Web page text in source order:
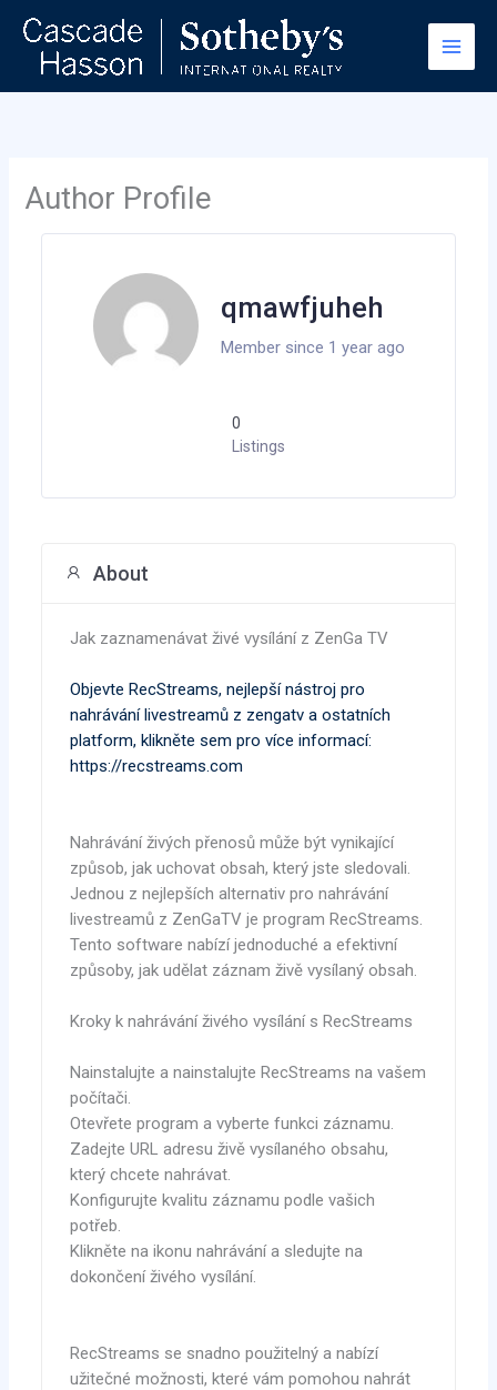
content
Author Profile
qmawfjuheh
Member since 1 year ago
0
Listings
About
Jak zaznamenávat živé vysílání z ZenGa TV
Objevte RecStreams, nejlepší nástroj pro
nahrávání livestreamů z zengatv a ostatních
platform, klikněte sem pro více informací:
https://recstreams.com
Nahrávání živých přenosů může být vynikající
způsob, jak uchovat obsah, který jste sledovali.
Jednou z nejlepších alternativ pro nahrávání
livestreamů z ZenGaTV je program RecStreams.
Tento software nabízí jednoduché a efektivní
způsoby, jak udělat záznam živě vysílaný obsah.
Kroky k nahrávání živého vysílání s RecStreams
Nainstalujte a nainstalujte RecStreams na vašem
počítači.
Otevřete program a vyberte funkci záznamu.
Zadejte URL adresu živě vysílaného obsahu,
který chcete nahrávat.
Konfigurujte kvalitu záznamu podle vašich
potřeb.
Klikněte na ikonu nahrávání a sledujte na
dokončení živého vysílání.
RecStreams se snadno použitelný a nabízí
užitečné možnosti, které vám pomohou nahrát